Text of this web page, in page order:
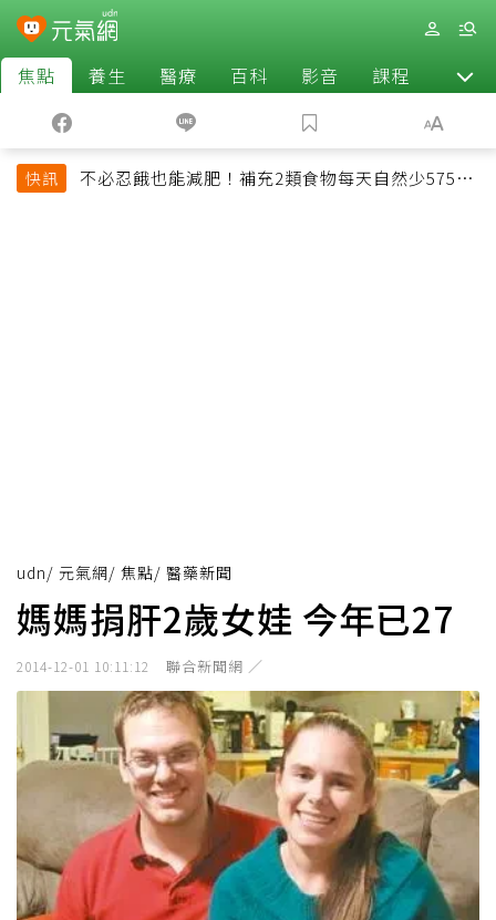
焦點 養生 醫療 百科 影音 課程 退休
快訊
不必忍餓也能減肥！補充2類食物每天自然少575大
udn/ 元氣網/ 焦點/ 醫藥新聞
媽媽捐肝2歲女娃 今年已27
2014-12-01 10:11:12 聯合新聞網 ／